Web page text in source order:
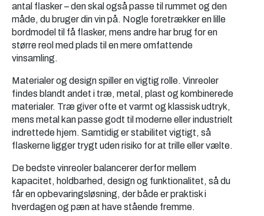
antal flasker – den skal også passe til rummet og den
måde, du bruger din vin på. Nogle foretrækker en lille
bordmodel til få flasker, mens andre har brug for en
større reol med plads til en mere omfattende
vinsamling.
Materialer og design spiller en vigtig rolle. Vinreoler
findes blandt andet i træ, metal, plast og kombinerede
materialer. Træ giver ofte et varmt og klassisk udtryk,
mens metal kan passe godt til moderne eller industrielt
indrettede hjem. Samtidig er stabilitet vigtigt, så
flaskerne ligger trygt uden risiko for at trille eller vælte.
De bedste vinreoler balancerer derfor mellem
kapacitet, holdbarhed, design og funktionalitet, så du
får en opbevaringsløsning, der både er praktisk i
hverdagen og pæn at have stående fremme.